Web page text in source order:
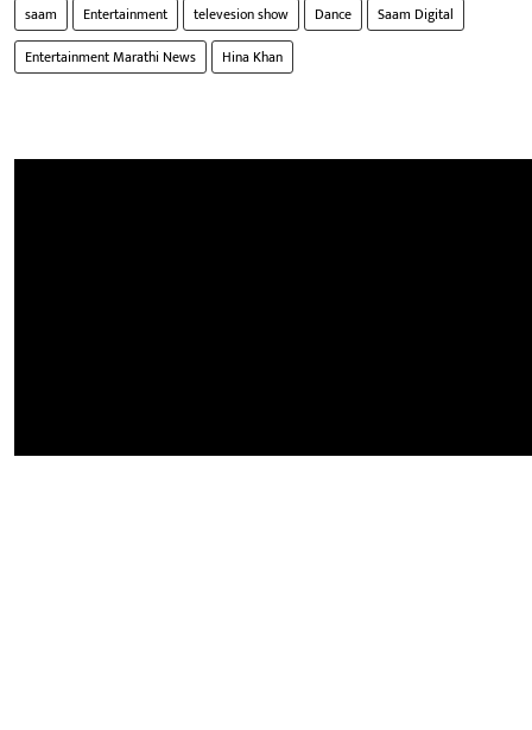
saam Entertainment televesion show Dance
Saam Digital
Entertainment Marathi News
Hina Khan